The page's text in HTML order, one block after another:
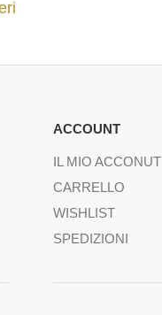
ACCOUNT
IL MIO ACCONUT
CARRELLO
WISHLIST
SPEDIZIONI